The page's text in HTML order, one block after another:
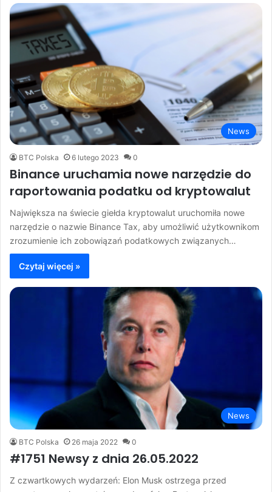
News
BTC Polska 6 lutego 2023 0
Binance uruchamia nowe narzędzie do
raportowania podatku od kryptowalut
Największa na świecie giełda kryptowalut uruchomiła nowe
narzędzie o nazwie Binance Tax, aby umożliwić użytkownikom
zrozumienie ich zobowiązań podatkowych związanych…
Czytaj więcej »
News
BTC Polska 26 maja 2022 0
#1751 Newsy z dnia 26.05.2022
Z czwartkowych wydarzeń: Elon Musk ostrzega przed